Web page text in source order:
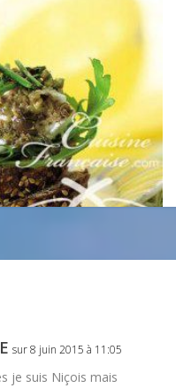
sur 8 juin 2015 à 11:05
je suis Niçois mais